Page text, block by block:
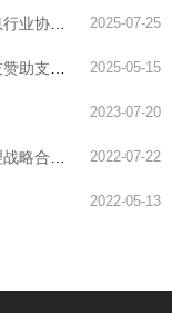
据安全主题 2025-07-25
支持） 2025-05-15
2023-07-20
约仪式 2022-07-22
2022-05-13